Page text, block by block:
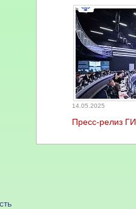
14.05.2025
Пресс-релиз